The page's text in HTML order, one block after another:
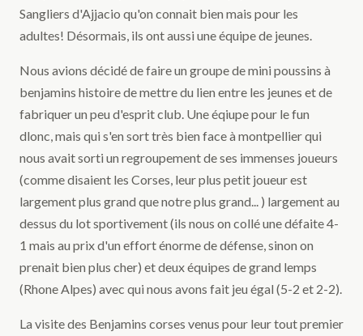
Sangliers d'Ajjacio qu'on connait bien mais pour les
adultes! Désormais, ils ont aussi une équipe de jeunes.
Nous avions décidé de faire un groupe de mini poussins à
benjamins histoire de mettre du lien entre les jeunes et de
fabriquer un peu d'esprit club. Une éqiupe pour le fun
dlonc, mais qui s'en sort très bien face à montpellier qui
nous avait sorti un regroupement de ses immenses joueurs
(comme disaient les Corses, leur plus petit joueur est
largement plus grand que notre plus grand... ) largement au
dessus du lot sportivement (ils nous on collé une défaite 4-
1 mais au prix d'un effort énorme de défense, sinon on
prenait bien plus cher) et deux équipes de grand lemps
(Rhone Alpes) avec qui nous avons fait jeu égal (5-2 et 2-2).
La visite des Benjamins corses venus pour leur tout premier